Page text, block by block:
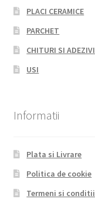
PLACI CERAMICE
PARCHET
CHITURI SI ADEZIVI
USI
Informatii
Plata si Livrare
Politica de cookie
Termeni si conditii